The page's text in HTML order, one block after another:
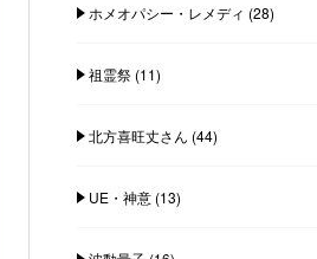
ホメオパシー・レメディ (28)
祖霊祭(11)
北方喜旺丈さん (44)
UE・神意(13)